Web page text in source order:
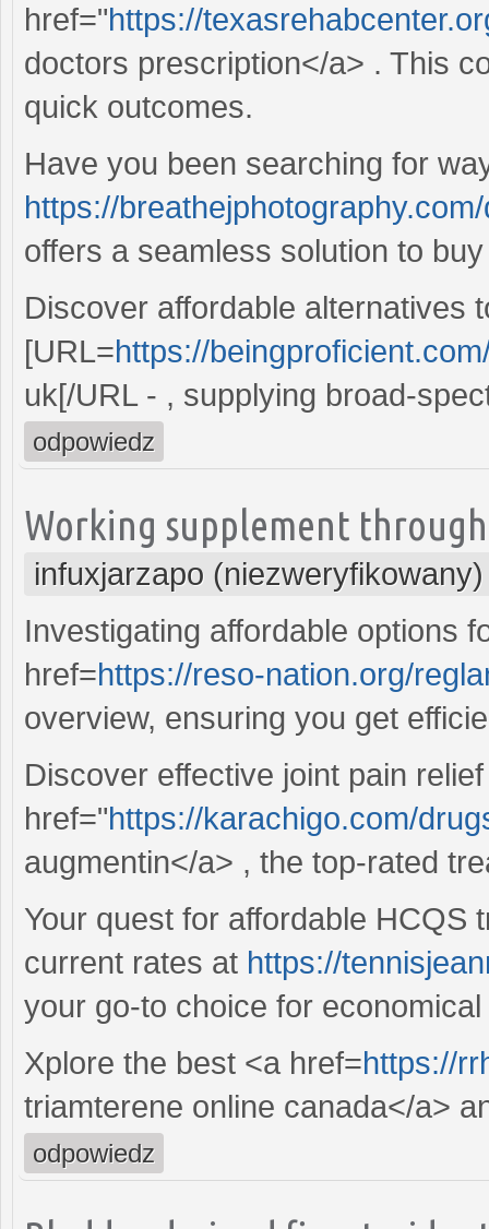
href="https://
doctors prescription</a> . This
quick outcomes.
Have you been searching for
https://
offers a seamless solution to
Discover affordable alternatives
[URL=https://
uk[/URL - , supplying broad-
odpowiedz
Working supplement
infuxjarzapo (niezweryfikowany)
Investigating affordable options
href=https://reso-nation.org/
overview, ensuring you get
Discover effective joint pain
href="https://karachigo.com/
augmentin</a> , the top-rated
Your quest for affordable HCQS
current rates at https://
your go-to choice for
Xplore the best <a href=https://
triamterene online canada</a>
odpowiedz